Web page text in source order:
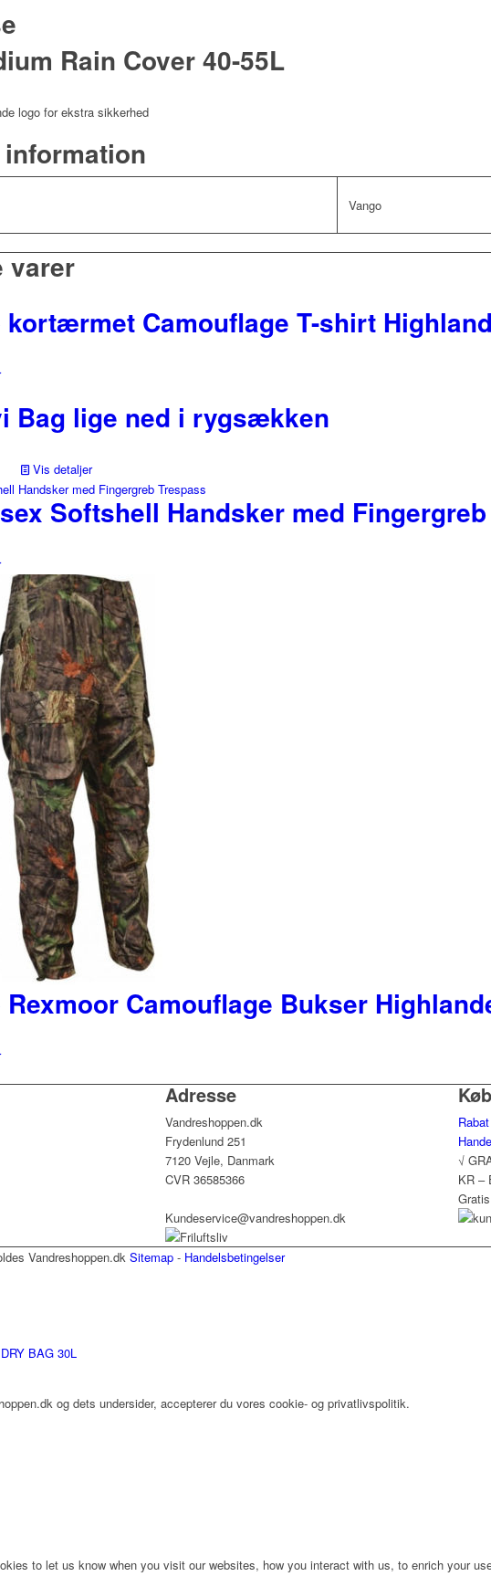
Rain Cover 40-55L
logo for ekstra sikkerhed
Vango
varer
kortærmet Camouflage T-shirt
har
flere
Mulighederne
kan
vælges
på
Bag lige ned i rygsækken
Vis detaljer
Softshell Handsker med
vare
har
flere
varianter.
Mulighederne
kan
vælges
på
varesiden
Rexmoor Camouflage Bukser
Adresse
Vandreshoppen.dk
Frydenlund 251
7120 Vejle, Danmark
CVR 36585366
Kundeservice@vandreshoppen.dk
Rabat
√
KR –
Vandreshoppen.dk Sitemap - Handelsbetingelser
BAG 30L
og dets undersider, accepterer du vores cookie- og privatlivspolitik.
to let us know when you visit our websites, how you interact with us, to enrich your